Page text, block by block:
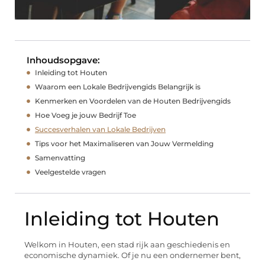
Inhoudsopgave:
Inleiding tot Houten
Waarom een Lokale Bedrijvengids Belangrijk is
Kenmerken en Voordelen van de Houten Bedrijvengids
Hoe Voeg je jouw Bedrijf Toe
Succesverhalen van Lokale Bedrijven
Tips voor het Maximaliseren van Jouw Vermelding
Samenvatting
Veelgestelde vragen
Inleiding tot Houten
Welkom in Houten, een stad rijk aan geschiedenis en
economische dynamiek. Of je nu een ondernemer bent,